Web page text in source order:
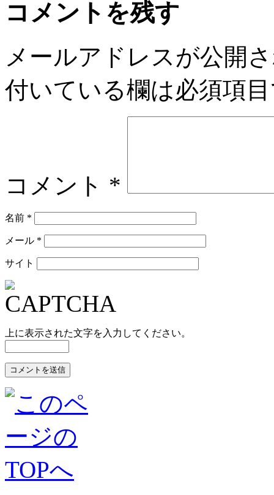
コメントを残す
メールアドレスが公開
付いている欄は必須項
コメント *
名前 *
メール *
サイト
上に表示された文字を入力してください。